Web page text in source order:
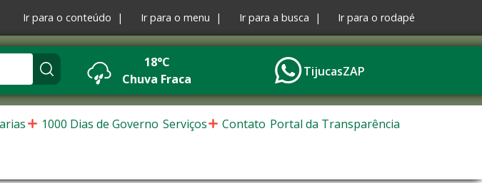
Ir para o conteúdo | Ir para o menu | Ir para a busca | Ir para o rodapé
18°C
Chuva Fraca
TijucasZAP
1000 Dias de Governo Serviços Contato Portal da Transparência